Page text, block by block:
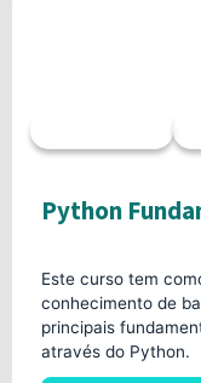
Python
Este curso tem
conhecimento de
principais
através do Python.